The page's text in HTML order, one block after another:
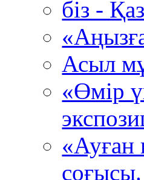
біз -
Асыл
«Өмір